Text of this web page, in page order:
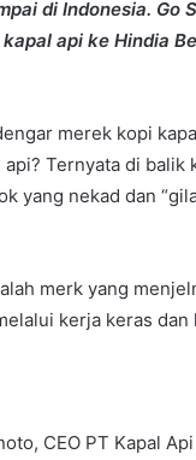
di Indonesia. Go
api ke Hindia
merek kopi
Ternyata di balik
yang nekad dan
merk yang
kerja keras
CEO PT Kapal